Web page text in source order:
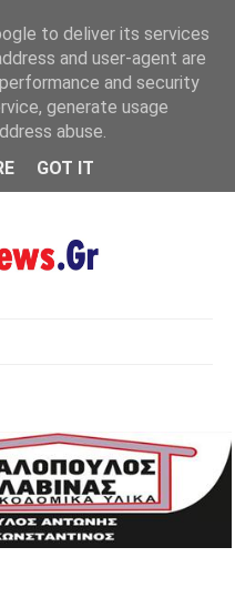
MENU
to deliver its services
and user-agent are
and security
generate usage
abuse.
GOT IT